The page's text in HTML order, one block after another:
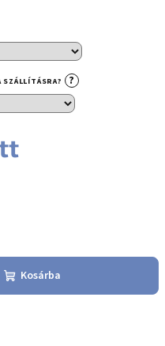
?
Kosárba